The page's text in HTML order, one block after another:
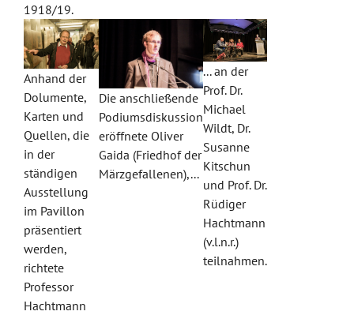
1918/19.
Anhand der
Dolumente,
Karten und
Quellen, die
in der
ständigen
Ausstellung
im Pavillon
präsentiert
werden,
richtete
Professor
Hachtmann
Die anschließende
Podiumsdiskussion
eröffnete Oliver
Gaida (Friedhof der
Märzgefallenen),...
... an der
Prof. Dr.
Michael
Wildt, Dr.
Susanne
Kitschun
und Prof. Dr.
Rüdiger
Hachtmann
(v.l.n.r.)
teilnahmen.